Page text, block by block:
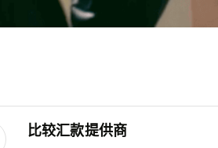
比较汇款提供商